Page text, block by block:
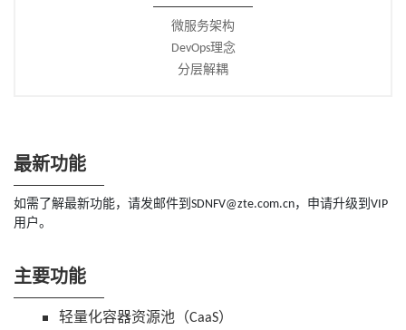
微服务架构
DevOps理念
分层解耦
最新功能
如需了解最新功能，请发邮件到SDNFV@zte.com.cn，申请升级到VIP
用户。
主要功能
轻量化容器资源池（CaaS）